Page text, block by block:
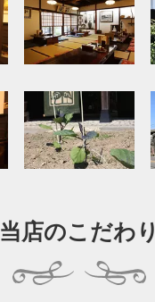
当店のこだわり